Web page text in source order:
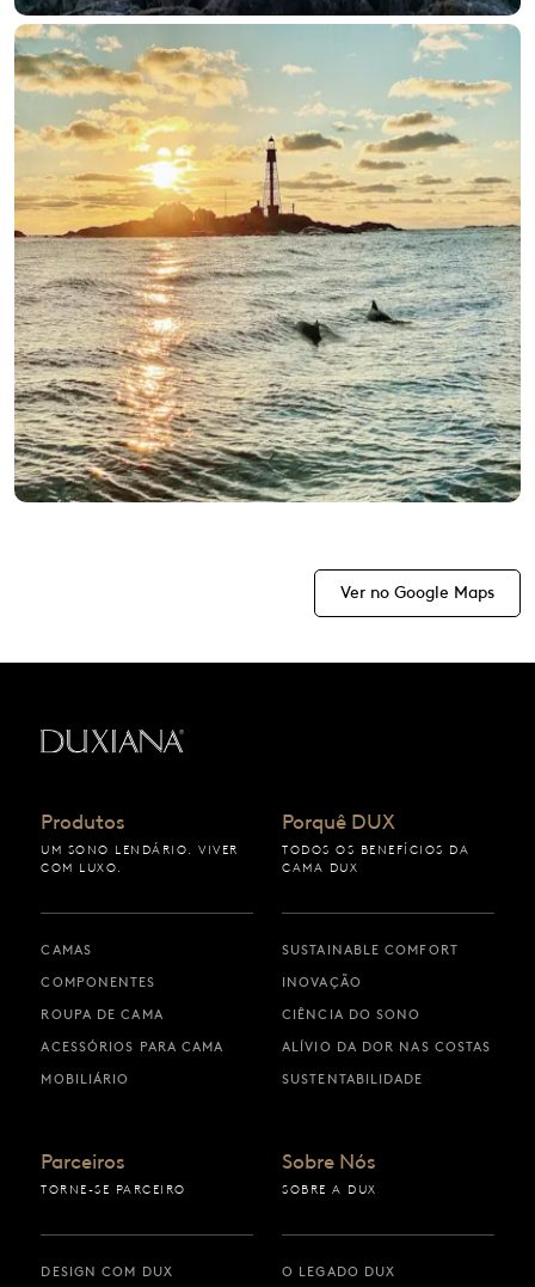
Ver no Google Maps
Voltar à página inicial
Produtos
UM SONO LENDÁRIO. VIVER
COM LUXO.
CAMAS
COMPONENTES
ROUPA DE CAMA
ACESSÓRIOS PARA CAMA
MOBILIÁRIO
Porquê DUX
TODOS OS BENEFÍCIOS DA
CAMA DUX
SUSTAINABLE COMFORT
INOVAÇÃO
CIÊNCIA DO SONO
ALÍVIO DA DOR NAS COSTAS
SUSTENTABILIDADE
Parceiros
TORNE-SE PARCEIRO
DESIGN COM DUX
Sobre Nós
SOBRE A DUX
O LEGADO DUX